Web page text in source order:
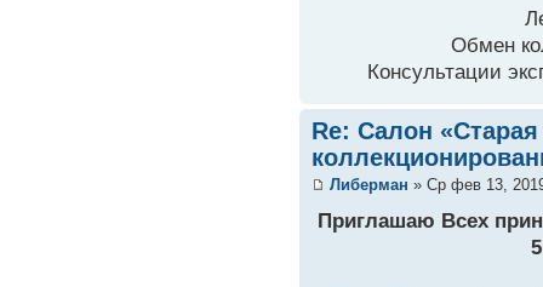
Обмен
Консультации
Re: Салон
Либерман » Ср фев 13,
Приглашаю Всех